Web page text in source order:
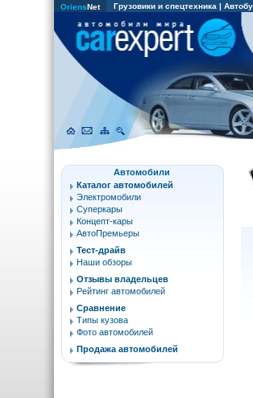
OriensNet Грузовики и спецтехника |
Автомобили
Каталог автомобилей
Электромобили
Суперкары
Концепт-кары
АвтоПремьеры
Тест-драйв
Наши обзоры
Отзывы владельцев
Рейтинг автомобилей
Сравнение
Типы кузова
Фото автомобилей
Продажа автомобилей